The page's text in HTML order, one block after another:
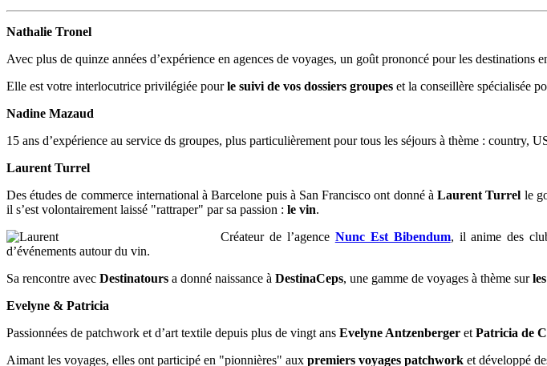
Nathalie Tronel
Avec plus de quinze années d’expérience en agences de voyages, un goût prononcé pour les destinations
Elle est votre interlocutrice privilégiée pourle suivi de vos dossiers groupes et la conseillère spécialisée
Nadine Mazaud
15 ans d’expérience au service ds groupes, plus particulièrement pour tous les séjours à thème :
Laurent Turrel
Des études de commerce international à Barcelone puis à San Francisco ont donné àLaurent Turrel le
il s’est volontairement laissé "rattraper" par sa passion : le vin.
Créateur de l’agence Nunc Est Bibendum, il anime des
d’événements autour du vin.
Sa rencontre avec Destinatours a donné naissance à DestinaCeps, une gamme de voyages à thème sur
Evelyne & Patricia
Passionnées de patchwork et d’art textile depuis plus de vingt ans Evelyne Antzenberger et Patricia de
Aimant les voyages, elles ont participé en "pionnières" aux premiers voyages patchwork et développé